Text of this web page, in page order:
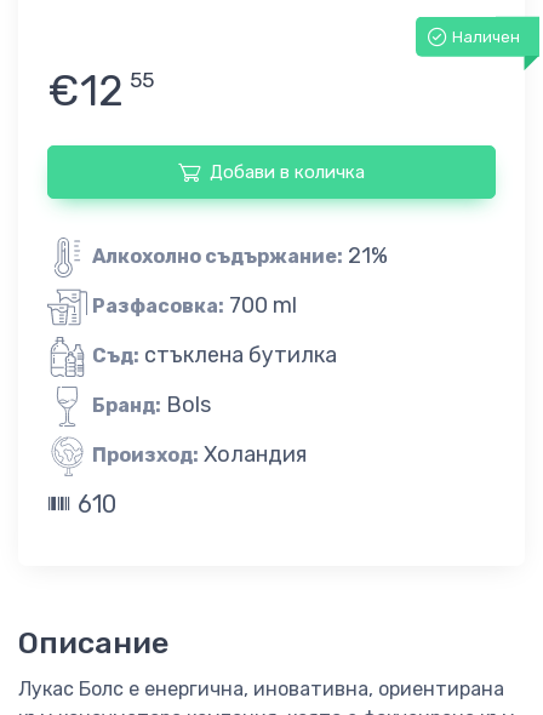
Наличен
€12 55
Добави в количка
Алкохолно съдържание: 21%
Разфасовка: 700 ml
Съд: стъклена бутилка
Бранд: Bols
Произход: Холандия
610
Описание
Лукас Болс е енергична, иновативна, ориентирана